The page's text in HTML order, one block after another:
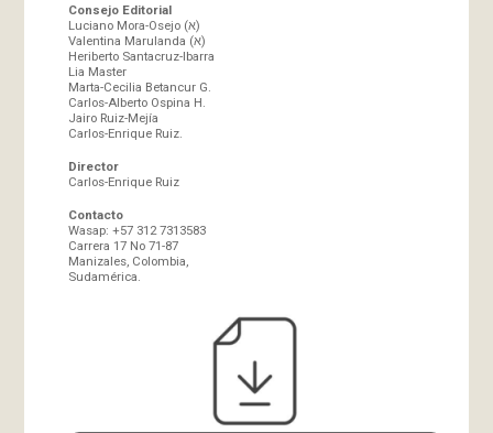
Consejo Editorial
Luciano Mora-Osejo (א)
Valentina Marulanda (א)
Heriberto Santacruz-Ibarra
Lia Master
Marta-Cecilia Betancur G.
Carlos-Alberto Ospina H.
Jairo Ruiz-Mejía
Carlos-Enrique Ruiz.
Director
Carlos-Enrique Ruiz
Contacto
Wasap: +57 312 7313583
Carrera 17 No 71-87
Manizales, Colombia,
Sudamérica.